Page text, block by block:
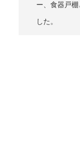
ー、食器戸
した。